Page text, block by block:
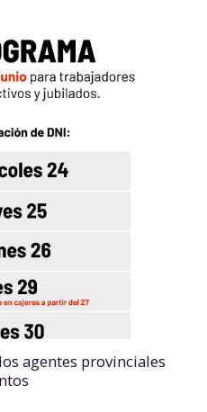
agentes provinciales